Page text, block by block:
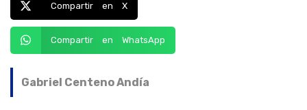
Compartir en X
Compartir en WhatsApp
Gabriel Centeno Andía